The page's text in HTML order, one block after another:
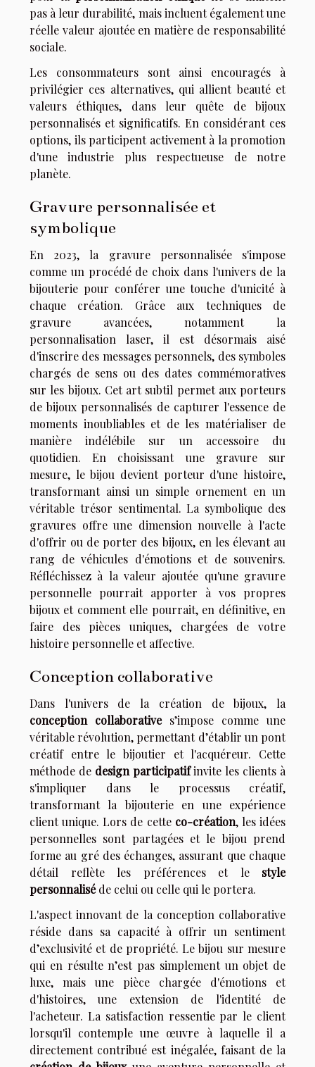
pas à leur durabilité, mais incluent également une
réelle valeur ajoutée en matière de responsabilité
sociale.
Les consommateurs sont ainsi encouragés à
privilégier ces alternatives, qui allient beauté et
valeurs éthiques, dans leur quête de bijoux
personnalisés et significatifs. En considérant ces
options, ils participent activement à la promotion
d'une industrie plus respectueuse de notre
planète.
Gravure personnalisée et
symbolique
En 2023, la gravure personnalisée s'impose
comme un procédé de choix dans l'univers de la
bijouterie pour conférer une touche d'unicité à
chaque création. Grâce aux techniques de
gravure avancées, notamment la
personnalisation laser, il est désormais aisé
d'inscrire des messages personnels, des symboles
chargés de sens ou des dates commémoratives
sur les bijoux. Cet art subtil permet aux porteurs
de bijoux personnalisés de capturer l'essence de
moments inoubliables et de les matérialiser de
manière indélébile sur un accessoire du
quotidien. En choisissant une gravure sur
mesure, le bijou devient porteur d'une histoire,
transformant ainsi un simple ornement en un
véritable trésor sentimental. La symbolique des
gravures offre une dimension nouvelle à l'acte
d'offrir ou de porter des bijoux, en les élevant au
rang de véhicules d'émotions et de souvenirs.
Réfléchissez à la valeur ajoutée qu'une gravure
personnelle pourrait apporter à vos propres
bijoux et comment elle pourrait, en définitive, en
faire des pièces uniques, chargées de votre
histoire personnelle et affective.
Conception collaborative
Dans l'univers de la création de bijoux, la
conception collaboratives’impose comme une
véritable révolution, permettant d’établir un pont
créatif entre le bijoutier et l'acquéreur. Cette
méthode de design participatifinvite les clients à
s'impliquer dans le processus créatif,
transformant la bijouterie en une expérience
client unique. Lors de cette co-création, les idées
personnelles sont partagées et le bijou prend
forme au gré des échanges, assurant que chaque
détail reflète les préférences et le style
personnaliséde celui ou celle qui le portera.
L'aspect innovant de la conception collaborative
réside dans sa capacité à offrir un sentiment
d’exclusivité et de propriété. Le bijou sur mesure
qui en résulte n’est pas simplement un objet de
luxe, mais une pièce chargée d'émotions et
d'histoires, une extension de l'identité de
l'acheteur. La satisfaction ressentie par le client
lorsqu'il contemple une œuvre à laquelle il a
directement contribué est inégalée, faisant de la